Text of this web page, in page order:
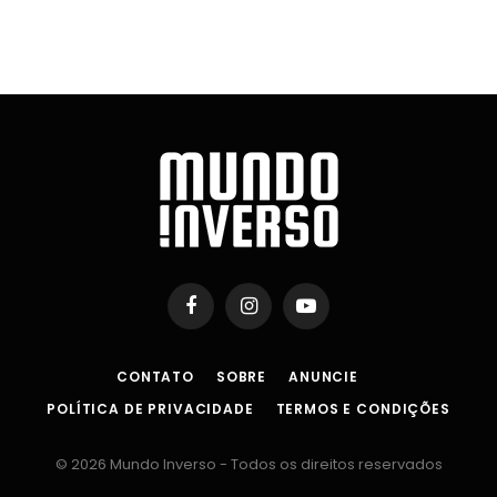
FacebookInstagramYouTube
CONTATO SOBRE
ANUNCIE
POLÍTICA DE PRIVACIDADE
TERMOS E CONDIÇÕES
© 2026 Mundo Inverso - Todos os direitos reservados